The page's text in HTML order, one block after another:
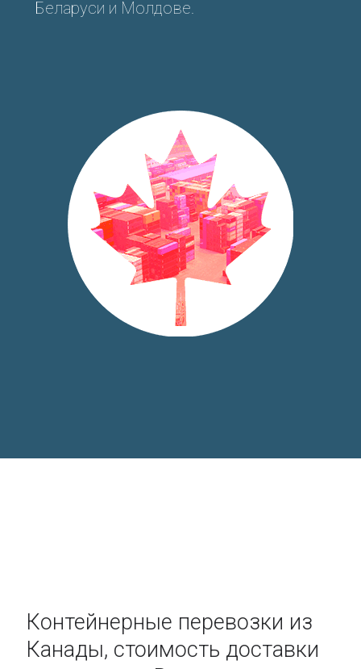
Беларуси и Молдове.
Контейнерные перевозки из
Канады, стоимость доставки